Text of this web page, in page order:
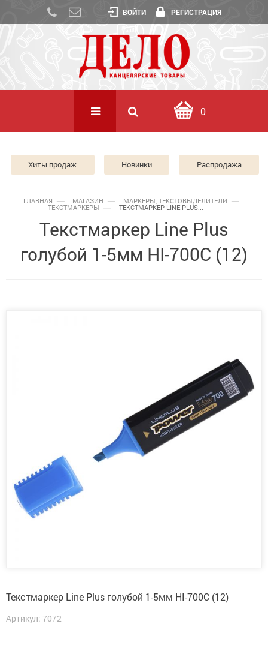
ВОЙТИ РЕГИСТРАЦИЯ
0
Хиты продаж Новинки Распродажа
ГЛАВНАЯ МАГАЗИН МАРКЕРЫ, ТЕКСТОВЫДЕЛИТЕЛИ
ТЕКСТМАРКЕРЫ ТЕКСТМАРКЕР LINE PLUS...
Текстмаркер Line Plus
голубой 1-5мм HI-700C (12)
Текстмаркер Line Plus голубой 1-5мм HI-700C (12)
Артикул: 7072